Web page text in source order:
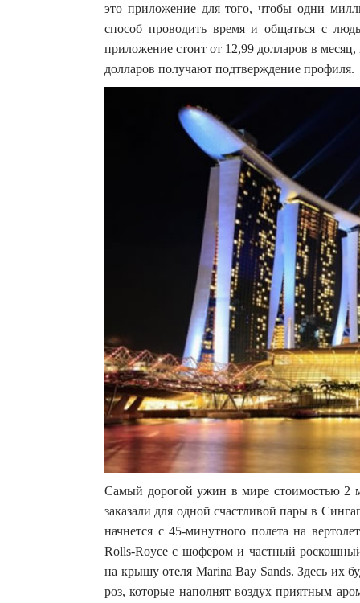
это приложение для того, чтобы одни
способ проводить время и общаться с
приложение стоит от 12,99 долларов в
долларов получают подтверждение профиля.
Самый дорогой ужин в мире стоимостью 2
заказали для одной счастливой пары в
начнется с 45-минутного полета на
Rolls-Royce с шофером и частный
на крышу отеля Marina Bay Sands. Здесь их
роз, которые наполнят воздух приятным